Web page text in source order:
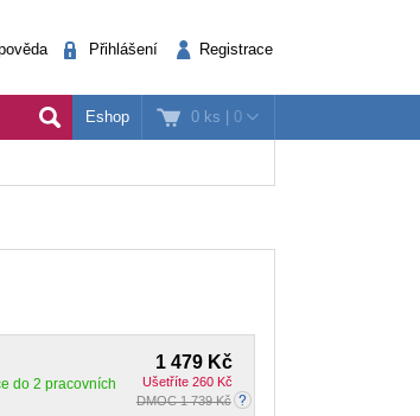
Přihlášení Registrace
0 ks | 0
Eshop
1 479 Kč
Ušetříte 260 Kč
DMOC 1 739 Kč
do 2 pracovních